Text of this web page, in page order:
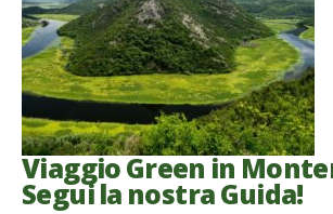
Viaggio Green in
Segui la nostra Guida!